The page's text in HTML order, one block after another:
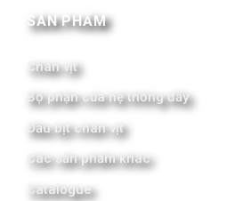
SẢN PHẨM
Chân vịt
Bộ phận của hệ thống đẩy
Đầu bịt chân vịt
Các sản phẩm khác
Catalogue